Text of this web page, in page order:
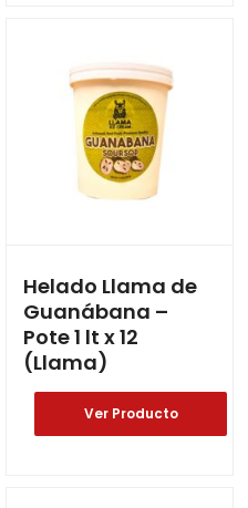
Helado Llama de
Guanábana –
Pote 1 lt x 12
(Llama)
Ver Producto